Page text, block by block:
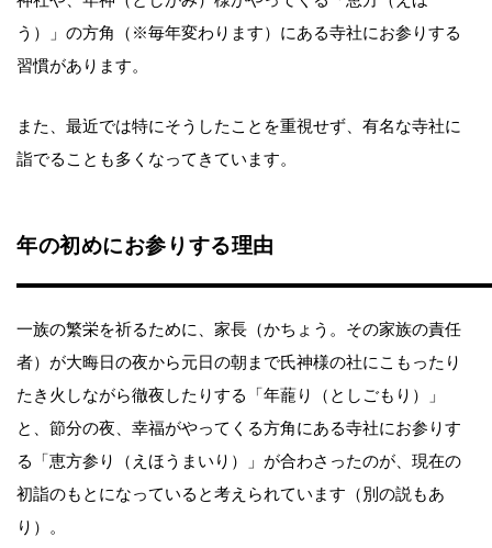
う）」の方角（※毎年変わります）にある寺社にお参りする
習慣があります。
また、最近では特にそうしたことを重視せず、有名な寺社に
詣でることも多くなってきています。
年の初めにお参りする理由
一族の繁栄を祈るために、家長（かちょう。その家族の責任
者）が大晦日の夜から元日の朝まで氏神様の社にこもったり
たき火しながら徹夜したりする「年蘢り（としごもり）」
と、節分の夜、幸福がやってくる方角にある寺社にお参りす
る「恵方参り（えほうまいり）」が合わさったのが、現在の
初詣のもとになっていると考えられています（別の説もあ
り）。